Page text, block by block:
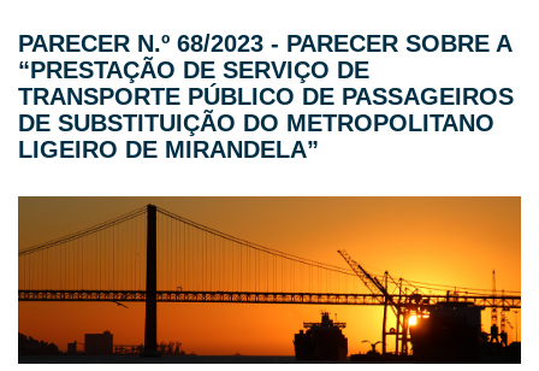
PARECER N.º 68/2023 - PARECER SOBRE A
“PRESTAÇÃO DE SERVIÇO DE
TRANSPORTE PÚBLICO DE PASSAGEIROS
DE SUBSTITUIÇÃO DO METROPOLITANO
LIGEIRO DE MIRANDELA”